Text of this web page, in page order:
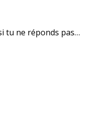
tu ne réponds pas…